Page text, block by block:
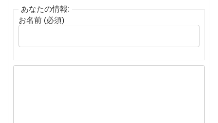
あなたの情報:
お名前 (必須)